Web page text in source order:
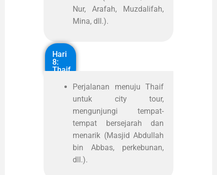
Nur, Arafah, Muzdalifah,
Mina, dll.).
Hari
8:
Thaif
Perjalanan menuju Thaif
untuk city tour,
mengunjungi tempat-
tempat bersejarah dan
menarik (Masjid Abdullah
bin Abbas, perkebunan,
dll.).